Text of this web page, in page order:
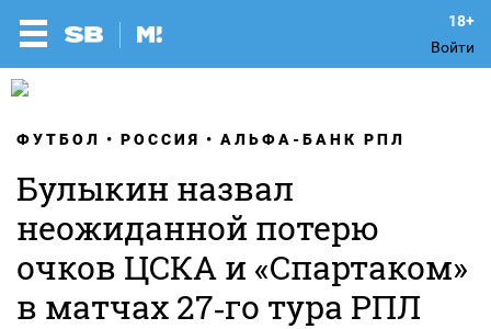
Войти
ФУТБОЛ РОССИЯ АЛЬФА-БАНК РПЛ
Булыкин назвал
неожиданной потерю
очков ЦСКА и «Спартаком»
в матчах 27‑го тура РПЛ